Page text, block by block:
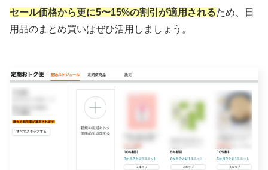
セール価格から更に5〜15%の割引が適用されるため、日
用品のまとめ買いはぜひ活用しましょう。